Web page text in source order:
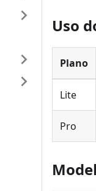
Uso
Plano
Lite
Pro